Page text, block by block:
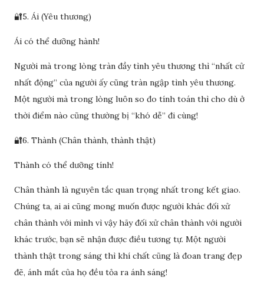
🔐5. Ái (Yêu thương)
Ái có thể dưỡng hành!
Người mà trong lòng tràn đầy tình yêu thương thì “nhất cử
nhất động” của người ấy cũng tràn ngập tình yêu thương.
Một người mà trong lòng luôn so đo tính toán thì cho dù ở
thời điểm nào cũng thường bị “khó dễ” đi cùng!
🔐6. Thành (Chân thành, thành thật)
Thành có thể dưỡng tính!
Chân thành là nguyên tắc quan trọng nhất trong kết giao.
Chúng ta, ai ai cũng mong muốn được người khác đối xử
chân thành với mình vì vậy hãy đối xử chân thành với người
khác trước, bạn sẽ nhận được điều tương tự. Một người
thành thật trong sáng thì khí chất cũng là đoan trang đẹp
đẽ, ánh mắt của họ đều tỏa ra ánh sáng!